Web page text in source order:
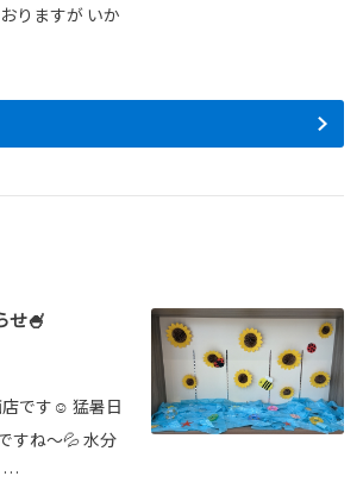
りますが いか
せ🍧
です☺ 猛暑日
すね～💦 水分
…